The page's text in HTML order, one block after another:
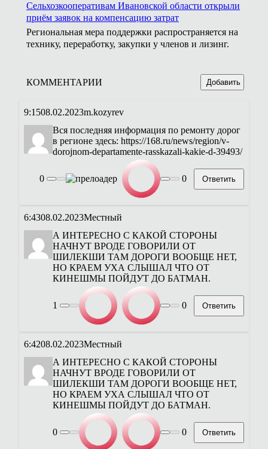
Сельхозкооперативам Ивановской области открыли
приём заявок на компенсацию затрат
Региональная мера поддержки распространяется на
технику, переработку, закупки у членов и лизинг.
КОММЕНТАРИИ Добавить
9:1508.02.2023m.kozyrev
Вся последняя информация по ремонту дорог
в регионе здесь: https://168.ru/news/region/v-
dorojnom-departamente-rasskazali-kakie-d-39493/
0 0 Ответить
6:4308.02.2023Местный
А ИНТЕРЕСНО С КАКОЙ СТОРОНЫ
НАЧНУТ ВРОДЕ ГОВОРИЛИ ОТ
ШИЛЕКШИ ТАМ ДОРОГИ ВООБЩЕ НЕТ,
НО КРАЕМ УХА СЛЫШАЛ ЧТО ОТ
КИНЕШМЫ ПОЙДУТ ДО БАТМАН.
1 0 Ответить
6:4208.02.2023Местный
А ИНТЕРЕСНО С КАКОЙ СТОРОНЫ
НАЧНУТ ВРОДЕ ГОВОРИЛИ ОТ
ШИЛЕКШИ ТАМ ДОРОГИ ВООБЩЕ НЕТ,
НО КРАЕМ УХА СЛЫШАЛ ЧТО ОТ
КИНЕШМЫ ПОЙДУТ ДО БАТМАН.
0 0 Ответить